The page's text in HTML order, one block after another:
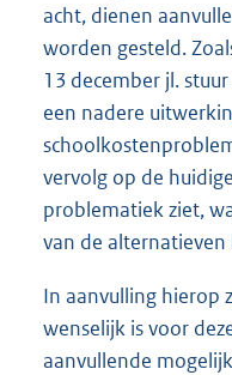
acht, dienen
worden gesteld.
13 december jl.
een nadere
vervolg op de
problematiek ziet,
van de alternatieven
In aanvulling hierop
wenselijk is voor
aanvullende